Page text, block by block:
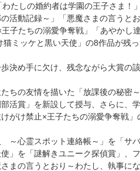
たしの婚約者は学園の王子さま！
活動記録～」「悪魔さまの言うと
子たちの溺愛争奪戦」「あやかし
ミッケと黒い天使」の8作品が残っ
決め手に欠け、残念ながら大賞の
ちの友情を描いた「放課後の秘密
活賞」を新設して授与、さらに、
がけ禁止×王子たちの溺愛争奪戦」
～心霊スポット連絡帳～」を「サ
」を「謎解きユニーク探偵賞」、
まの言うとおり～わたし、執事に